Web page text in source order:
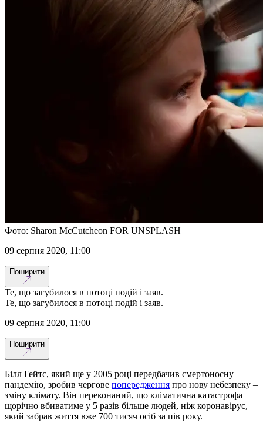
Фото: Sharon McCutcheon FOR UNSPLASH
09 серпня 2020, 11:00
Поширити
Те, що загубилося в потоці подій і заяв.
Те, що загубилося в потоці подій і заяв.
09 серпня 2020, 11:00
Поширити
Білл Гейтс, який ще у 2005 році передбачив смертоносну
пандемію, зробив чергове попередження про нову небезпеку –
зміну клімату. Він переконаний, що кліматична катастрофа
щорічно вбиватиме у 5 разів більше людей, ніж коронавірус,
який забрав життя вже 700 тисяч осіб за пів року.